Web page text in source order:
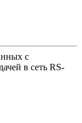
с
в сеть RS-